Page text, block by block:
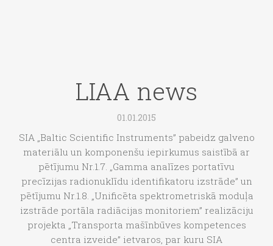
LIAA news
01.01.2015
SIA „Baltic Scientific Instruments” pabeidz galveno
materiālu un komponenšu iepirkumus saistībā ar
pētījumu Nr.1.7. „Gamma analīzes portatīvu
precīzijas radionuklīdu identifikatoru izstrāde” un
pētījumu Nr.1.8. „Unificēta spektrometriskā moduļa
izstrāde portāla radiācijas monitoriem” realizāciju
projekta „Transporta mašīnbūves kompetences
centra izveide” ietvaros, par kuru SIA